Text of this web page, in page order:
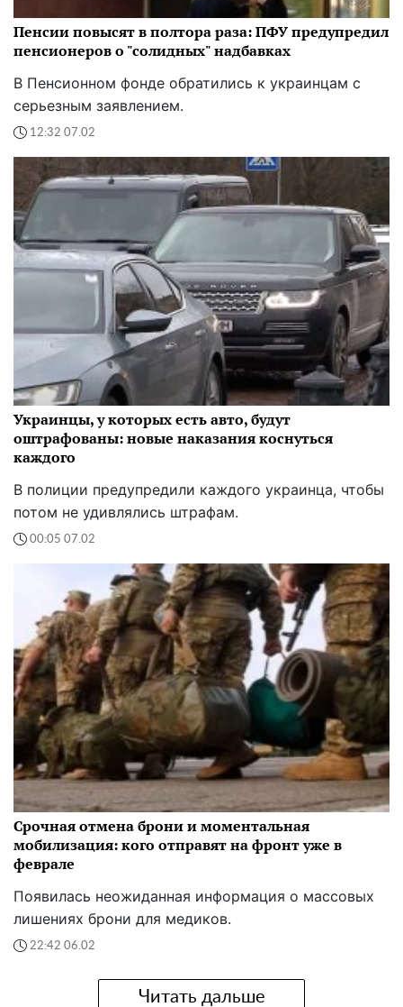
Пенсии повысят в полтора раза: ПФУ предупредил
пенсионеров о "солидных" надбавках
В Пенсионном фонде обратились к украинцам с
серьезным заявлением.
12:32 07.02
Украинцы, у которых есть авто, будут
оштрафованы: новые наказания коснуться
каждого
В полиции предупредили каждого украинца, чтобы
потом не удивлялись штрафам.
00:05 07.02
Срочная отмена брони и моментальная
мобилизация: кого отправят на фронт уже в
феврале
Появилась неожиданная информация о массовых
лишениях брони для медиков.
22:42 06.02
Читать дальше